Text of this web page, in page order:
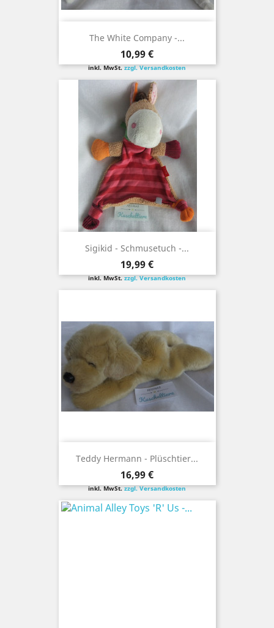
The White Company -...
Preis
10,99 €
inkl. MwSt.zzgl. Versandkosten
Sigikid - Schmusetuch -...
Preis
19,99 €
inkl. MwSt.zzgl. Versandkosten
Teddy Hermann - Plüschtier...
Preis
16,99 €
inkl. MwSt.zzgl. Versandkosten